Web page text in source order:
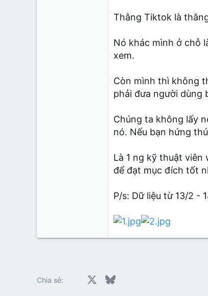
Thằng Tiktok là
Nó khác mình ở chỗ
xem.
Còn mình thì không
phải đưa người dùng
Chúng ta không lấy
nó. Nếu bạn hứng
Là 1 ng kỹ thuật
để đạt mục đích tốt
P/s: Dữ liệu từ 13/2 -
Chia sẻ: Facebook Bluesky